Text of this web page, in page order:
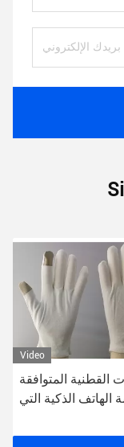
Video
القطنية المتوافقة
الهاتف الذكية التي
الفضي أبل الذكي